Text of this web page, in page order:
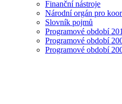
Finanční nástroje
Národní orgán pro
Slovník pojmů
Programové období
Programové období
Programové období